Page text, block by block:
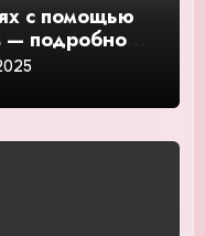
с помощью
подробное